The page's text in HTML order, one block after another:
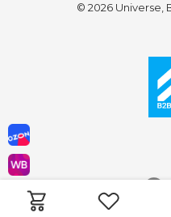
© 2026